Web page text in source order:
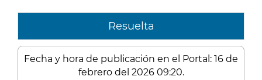
Resuelta
Fecha y hora de publicación en el Portal: 16 de
febrero del 2026 09:20.